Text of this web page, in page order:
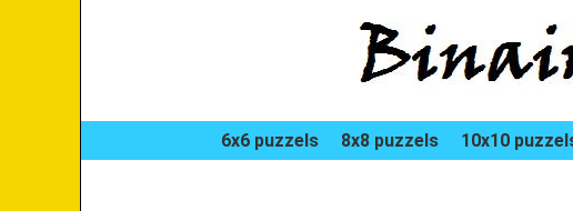
6x6 puzzels 8x8 puzzels 10x10